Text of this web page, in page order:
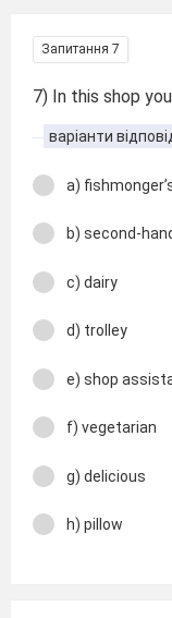
Запитання 7
7) In this shop
варіанти
a)
b) second-
c) dairy
d) trolley
e) shop
f) vegetarian
g) delicious
h) pillow